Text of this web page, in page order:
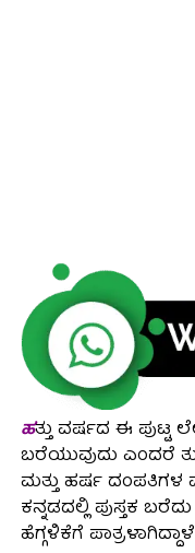
ಹತ್ತು ವರ್ಷದ ಈ ಪುಟ್ಟ
ಬರೆಯುವುದು ಎಂದರೆ
ಮತ್ತು ಹರ್ಷ ದಂಪತಿಗಳ
ಕನ್ನಡದಲ್ಲಿ ಪುಸ್ತಕ
ಹೆಗ್ಗಳಿಕೆಗೆ